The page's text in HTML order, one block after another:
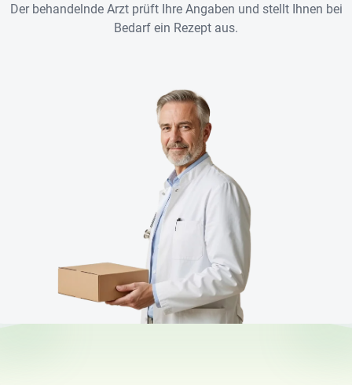
Der behandelnde Arzt prüft Ihre Angaben und stellt Ihnen bei
Bedarf ein Rezept aus.